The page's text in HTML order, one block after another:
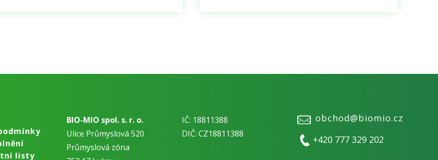
listy
BIO-MIO spol. s. r. o.
Ulice Průmyslová 520
Průmyslová zóna
IČ: 18811388
DIČ: CZ18811388
obchod@biomio.cz
+420 777 329 202